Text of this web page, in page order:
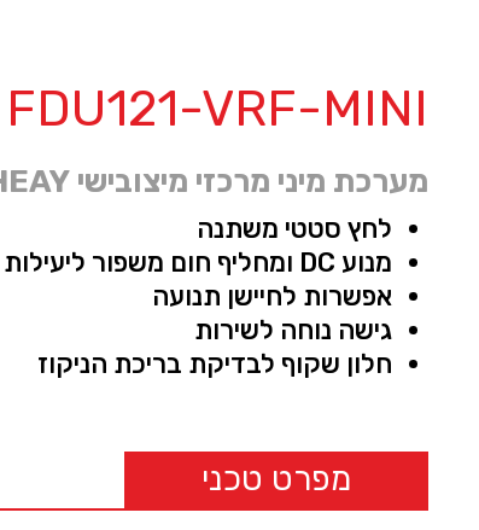
FDU121-VRF-MINI
מערכת מיני מרכזי מיצובישי HEAY
לחץ סטטי משתנה
מנוע DC ומחליף חום משפור ליעילות גבוהה
אפשרות לחיישן תנועה
גישה נוחה לשירות
חלון שקוף לבדיקת בריכת הניקוז
מפרט טכני